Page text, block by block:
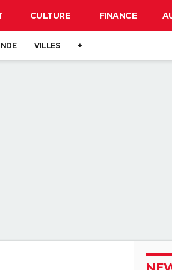
CULTURE FINANCE
VILLES +